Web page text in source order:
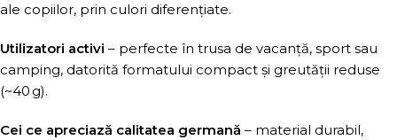
ale copiilor, prin culori diferențiate.
Utilizatori activi – perfecte în trusa de vacanță, sport sau
camping, datorită formatului compact și greutății reduse
(~40 g).
Cei ce apreciază calitatea germană – material durabil,